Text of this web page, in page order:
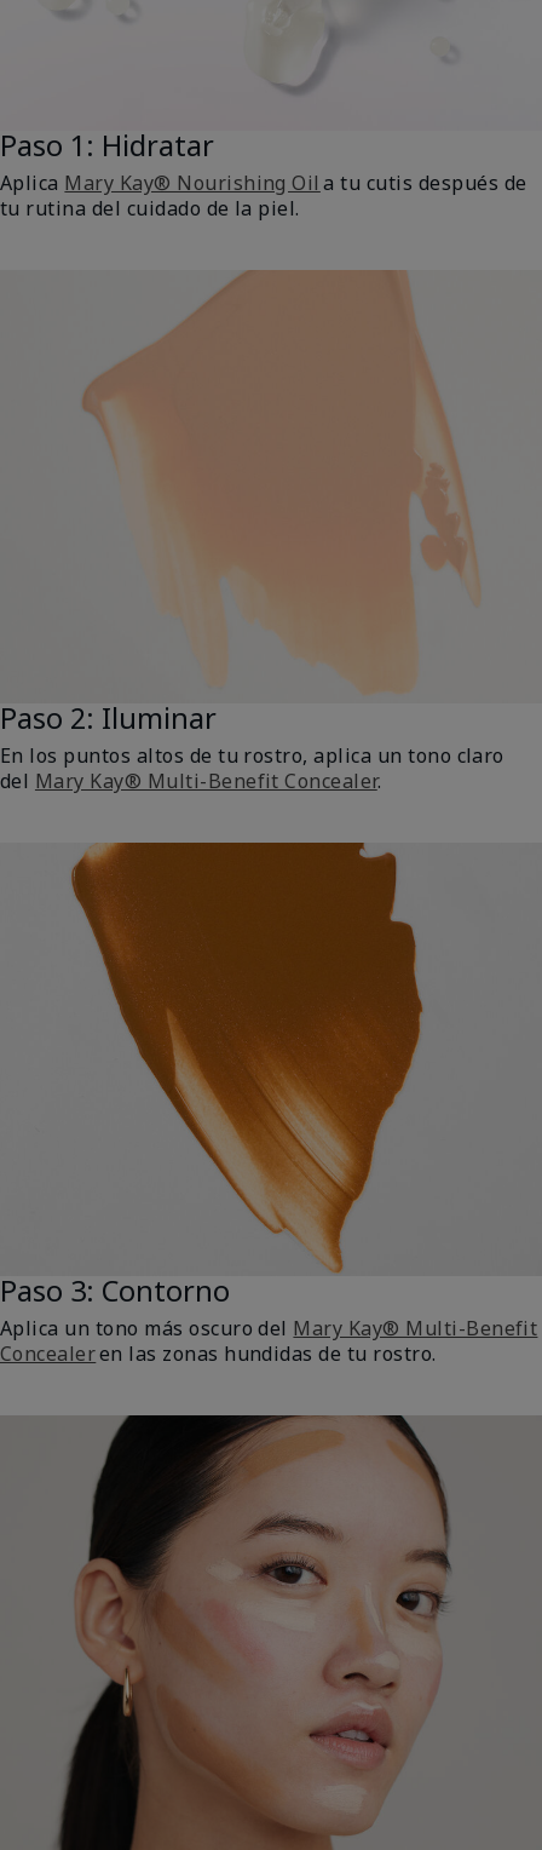
Paso 1: Hidratar
Aplica Mary Kay® Nourishing Oil a tu cutis después de
tu rutina del cuidado de la piel.
Paso 2: Iluminar
En los puntos altos de tu rostro, aplica un tono claro
del Mary Kay® Multi-Benefit Concealer.
Paso 3: Contorno
Aplica un tono más oscuro del Mary Kay® Multi-Benefit
Concealeren las zonas hundidas de tu rostro.